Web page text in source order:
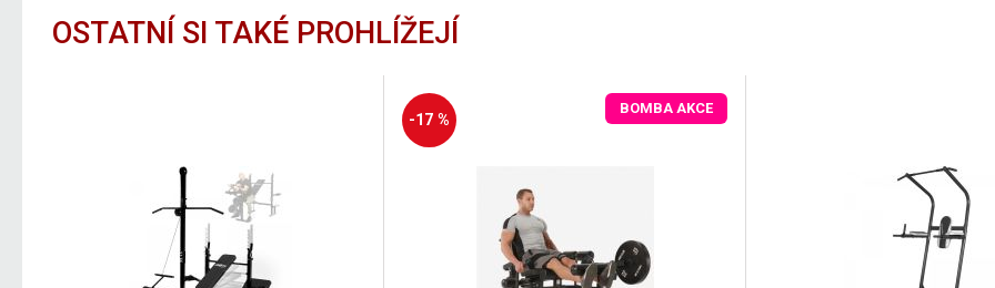
OSTATNÍ SI TAKÉ PROHLÍŽEJÍ
-17 %
BOMBA AKCE